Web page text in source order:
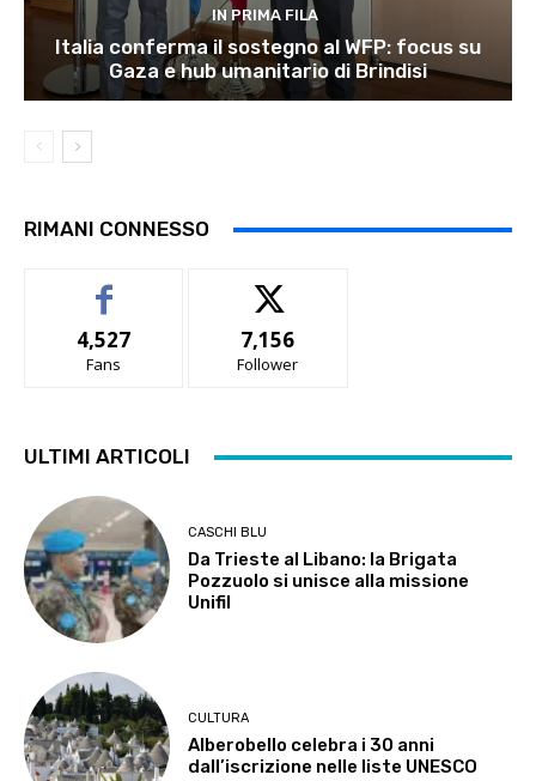
IN PRIMA FILA
Italia conferma il sostegno al WFP: focus su
Gaza e hub umanitario di Brindisi
RIMANI CONNESSO
4,527
Fans
7,156
Follower
ULTIMI ARTICOLI
CASCHI BLU
Da Trieste al Libano: la Brigata
Pozzuolo si unisce alla missione
Unifil
CULTURA
Alberobello celebra i 30 anni
dall’iscrizione nelle liste UNESCO